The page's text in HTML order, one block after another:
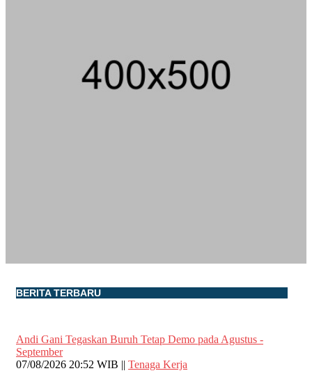
BERITA TERBARU
Andi Gani Tegaskan Buruh Tetap Demo pada Agustus -
September
07/08/2026 20:52 WIB || Tenaga Kerja